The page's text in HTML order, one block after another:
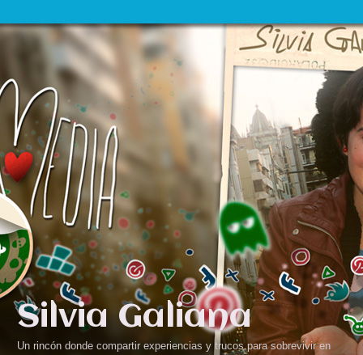
Silvia Galiana
Un rincón donde compartir experiencias y trucos para sobrevivir en